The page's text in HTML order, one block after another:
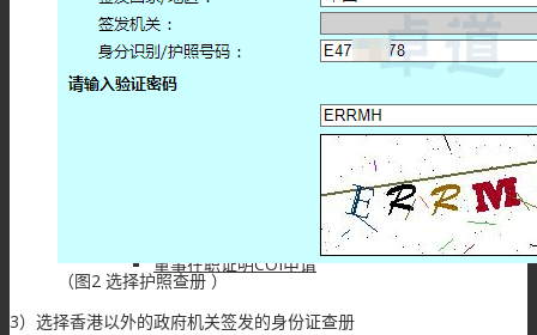
香港公司董事变更
香港公司更名
董事在职证明COI申请
（图2 选择护照查册 ）
3）选择香港以外的政府机关签发的身份证查册